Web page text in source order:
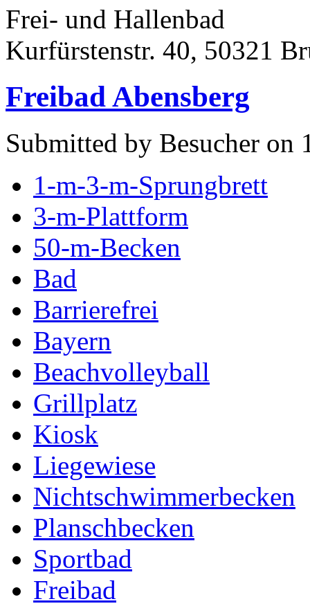
Frei- und Hallenbad
Kurfürstenstr. 40, 50321
Freibad Abensberg
Submitted by Besucher on
1-m-3-m-Sprungbrett
3-m-Plattform
50-m-Becken
Bad
Barrierefrei
Bayern
Beachvolleyball
Grillplatz
Kiosk
Liegewiese
Nichtschwimmerbecken
Planschbecken
Sportbad
Freibad